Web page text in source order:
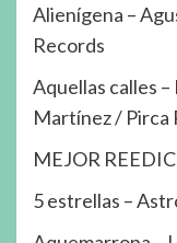
Alienígena –
Records
Aquellas calles
Martínez / Pirca
MEJOR
5 estrellas –